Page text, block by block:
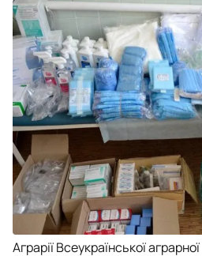
Аграрії Всеукраїнської